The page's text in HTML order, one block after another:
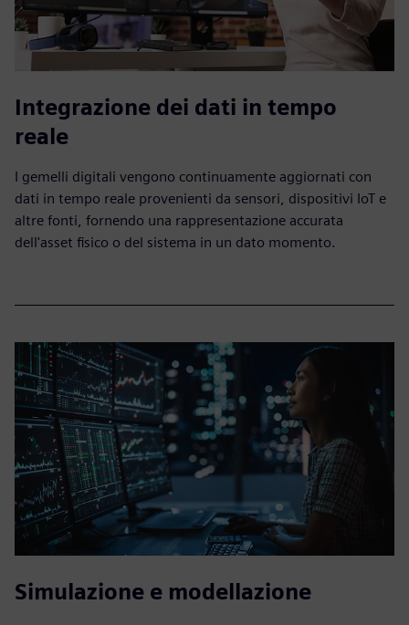
Integrazione dei dati in tempo
reale
I gemelli digitali vengono continuamente aggiornati con
dati in tempo reale provenienti da sensori, dispositivi IoT e
altre fonti, fornendo una rappresentazione accurata
dell'asset fisico o del sistema in un dato momento.
Simulazione e modellazione